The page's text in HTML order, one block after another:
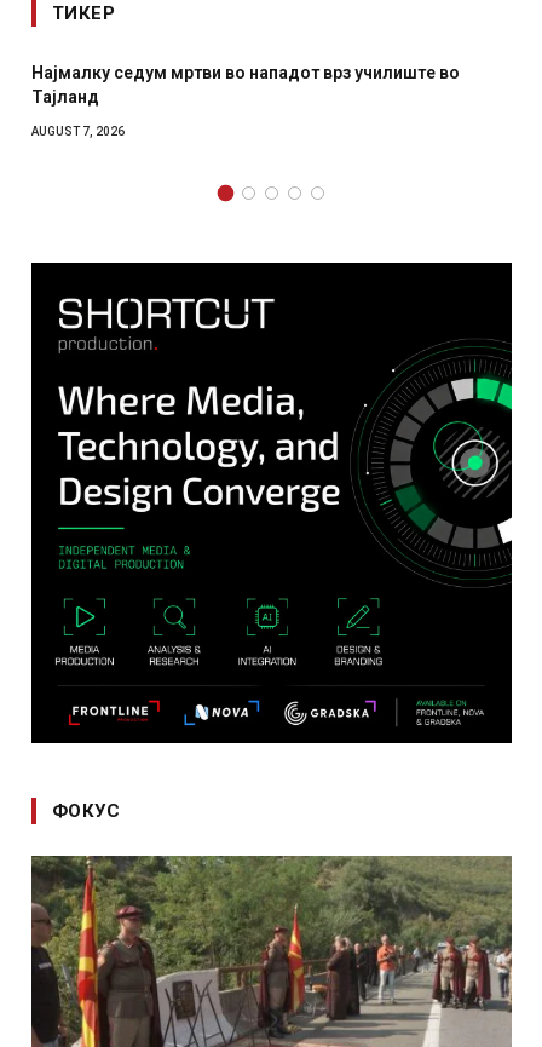
ТИКЕР
Најмалку седум мртви во нападот врз училиште во
Тајланд
AUGUST 7, 2026
ФОКУС